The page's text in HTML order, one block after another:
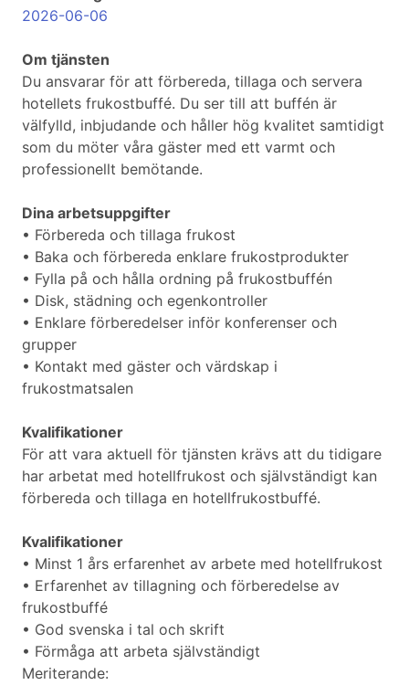
2026-06-06
Om tjänsten
Du ansvarar för att förbereda, tillaga och servera
hotellets frukostbuffé. Du ser till att buffén är
välfylld, inbjudande och håller hög kvalitet samtidigt
som du möter våra gäster med ett varmt och
professionellt bemötande.
Dina arbetsuppgifter
• Förbereda och tillaga frukost
• Baka och förbereda enklare frukostprodukter
• Fylla på och hålla ordning på frukostbuffén
• Disk, städning och egenkontroller
• Enklare förberedelser inför konferenser och
grupper
• Kontakt med gäster och värdskap i
frukostmatsalen
Kvalifikationer
För att vara aktuell för tjänsten krävs att du tidigare
har arbetat med hotellfrukost och självständigt kan
förbereda och tillaga en hotellfrukostbuffé.
Kvalifikationer
• Minst 1 års erfarenhet av arbete med hotellfrukost
• Erfarenhet av tillagning och förberedelse av
frukostbuffé
• God svenska i tal och skrift
• Förmåga att arbeta självständigt
Meriterande: